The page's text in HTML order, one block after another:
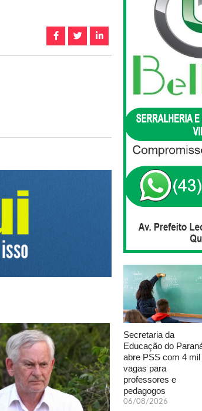
Secretaria da
Educação do
abre PSS com 4 mil
vagas para
professores e
pedagogos
06/08/2026